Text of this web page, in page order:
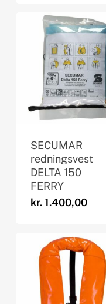
SECUMAR
redningsvest
DELTA 150
FERRY
kr.1.400,00